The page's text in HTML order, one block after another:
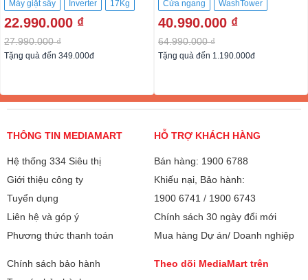
Máy giặt sấy Inverter 17Kg
22.990.000 ₫
27.990.000 ₫
Tặng quà đến 349.000đ
Cửa ngang
WashTower
Inverter
14Kg
40.990.000 ₫
64.990.000 ₫
Tặng quà đến 1.190.000đ
THÔNG TIN MEDIAMART
Hệ thống 334 Siêu thị
Giới thiệu công ty
Tuyển dụng
Liên hệ và góp ý
Phương thức thanh toán
HỖ TRỢ KHÁCH HÀNG
Bán hàng: 1900 6788
Khiếu nại, Bảo hành:
1900 6741 / 1900 6743
Chính sách 30 ngày đổi mới
Mua hàng Dự án/ Doanh nghiệp
Chính sách bảo hành
Theo dõi MediaMart trên